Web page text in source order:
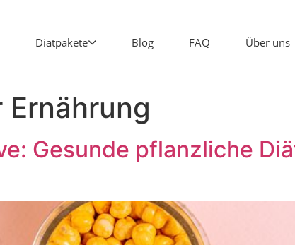
Diätpakete Blog FAQ Über uns
Gesunde pflanzliche